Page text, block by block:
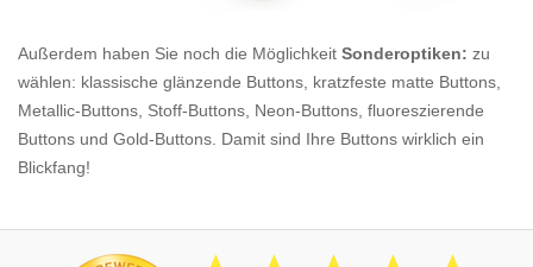
Außerdem haben Sie noch die Möglichkeit Sonderoptiken: zu
wählen: klassische glänzende Buttons, kratzfeste matte Buttons,
Metallic-Buttons, Stoff-Buttons, Neon-Buttons, fluoreszierende
Buttons und Gold-Buttons. Damit sind Ihre Buttons wirklich ein
Blickfang!